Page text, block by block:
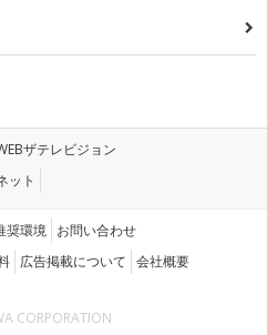
ザテレビジョン
ット
奨環境 お問い合わせ
広告掲載について 会社概要
CORPORATION